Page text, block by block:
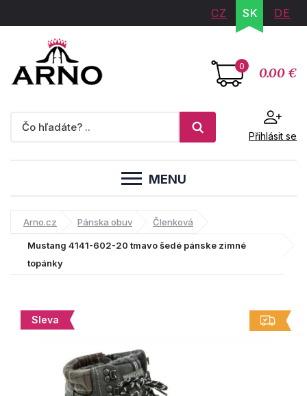
CZ SK DE
0 0.00 €
Přihlásit se
MENU
Arno.cz Pánska obuv Členková
Mustang 4141-602-20 tmavo šedé pánske zimné
topánky
Sleva